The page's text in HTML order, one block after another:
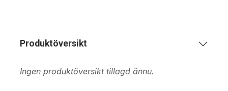
Produktöversikt
Ingen produktöversikt tillagd ännu.